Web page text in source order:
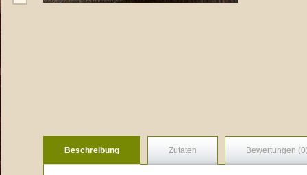
Beschreibung Zutaten Bewertungen